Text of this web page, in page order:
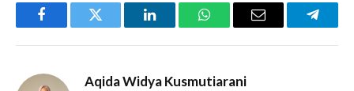
FacebookTwitter LinkedInWhatsAppEmail
Aqida Widya Kusmutiarani